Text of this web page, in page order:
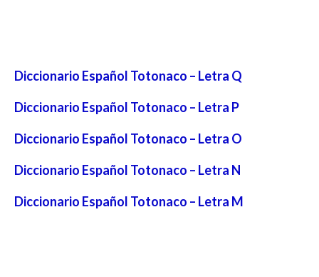
Diccionario Español Totonaco – Letra Q
Diccionario Español Totonaco – Letra P
Diccionario Español Totonaco – Letra O
Diccionario Español Totonaco – Letra N
Diccionario Español Totonaco – Letra M